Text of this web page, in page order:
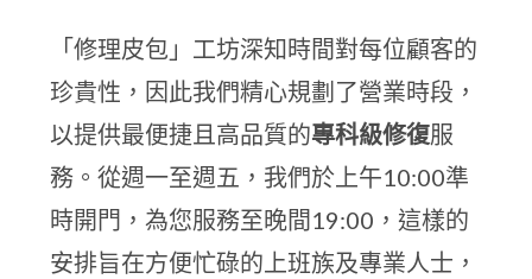
「修理皮包」工坊深知時間對每位顧客的
珍貴性，因此我們精心規劃了營業時段，
以提供最便捷且高品質的專科級修復服
務。從週一至週五，我們於上午10:00準
時開門，為您服務至晚間19:00，這樣的
安排旨在方便忙碌的上班族及專業人士，